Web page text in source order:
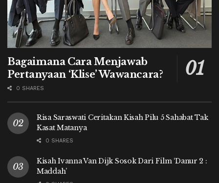
Bagaimana Cara Menjawab
Pertanyaan ‘Klise’ Wawancara?
0 SHARES
Risa Saraswati Ceritakan Kisah Pilu 5 Sahabat Tak
Kasat Matanya
0 SHARES
Kisah Ivanna Van Dijk Sosok Dari Film ‘Danur 2 :
Maddah’